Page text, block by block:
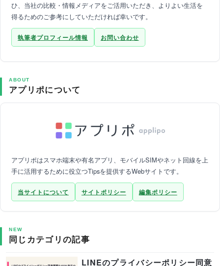
ひ、当社の比較・情報メディアをご活用いただき、よりよい生活を
得るためのご参考にしていただければ幸いです。
執筆者プロフィール情報 お問い合わせ
ABOUT
アプリポについて
アプリポはスマホ端末や有名アプリ、モバイルSIMやネット回線を上
手に活用するために役立つTipsを提供するWebサイトです。
当サイトについて サイトポリシー 編集ポリシー
NEW
同じカテゴリの記事
LINEのプライバシーポリシー同意